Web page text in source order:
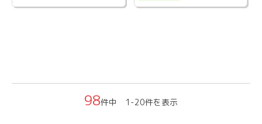
98件中 1-20件を表示